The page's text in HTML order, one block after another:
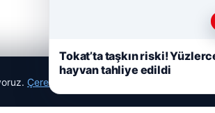
Çerez Politikamız
Tokat’ta taşkın riski!
hayvan tahliye edildi